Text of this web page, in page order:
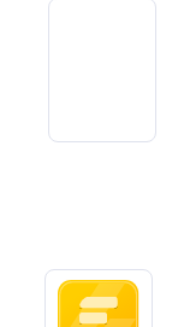
خدمات و به‌روزرسانی
داریم آینده بازار
را در اولویت قرار
سمت تحقق این